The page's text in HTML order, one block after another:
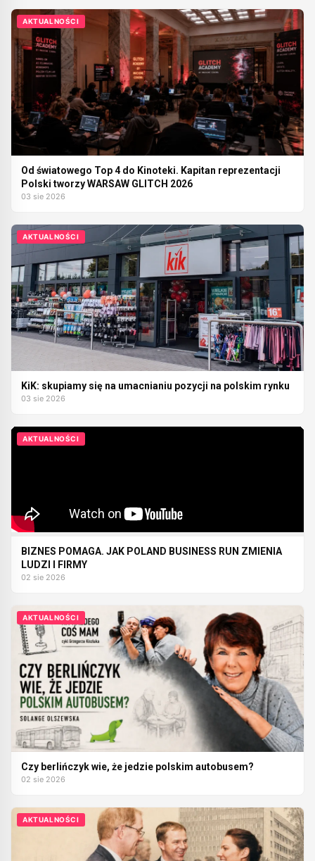
AKTUALNOŚCI
Od światowego Top 4 do Kinoteki. Kapitan reprezentacji
Polski tworzy WARSAW GLITCH 2026
03 sie 2026
AKTUALNOŚCI
KiK: skupiamy się na umacnianiu pozycji na polskim rynku
03 sie 2026
AKTUALNOŚCI
BIZNES POMAGA. JAK POLAND BUSINESS RUN ZMIENIA
LUDZI I FIRMY
02 sie 2026
AKTUALNOŚCI
Czy berlińczyk wie, że jedzie polskim autobusem?
02 sie 2026
AKTUALNOŚCI